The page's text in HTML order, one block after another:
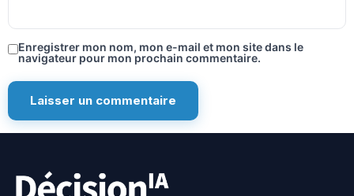
Enregistrer mon nom, mon e-mail et mon site dans le
navigateur pour mon prochain commentaire.